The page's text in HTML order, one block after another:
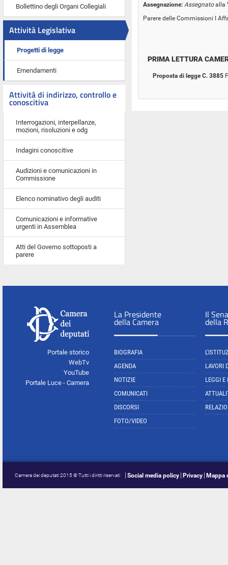
Bollettino degli Organi Collegiali
Attività Legislativa
Progetti di legge
Emendamenti
Attività di indirizzo, controllo e
conoscitiva
Interrogazioni, interpellanze,
mozioni, risoluzioni e odg
Indagini conoscitive
Audizioni e comunicazioni in
Commissione
Elenco nominativo degli auditi
Comunicazioni e informative
urgenti in Assemblea
Atti del Governo sottoposti a
parere
Assegnazione: Assegnatoalla
Parere delle Commissioni I
PRIMA LETTURA
Proposta di legge C. 3885
Portale storico
WebTv
YouTube
Portale Luce - Camera
La Presidente
della Camera
BIOGRAFIA
AGENDA
NOTIZIE
COMUNICATI
DISCORSI
FOTO/VIDEO
Il
della
LAVORI
LEGGI E
Camera dei deputati 2015 © Tutti i diritti riservati Social media policy Privacy Mappa